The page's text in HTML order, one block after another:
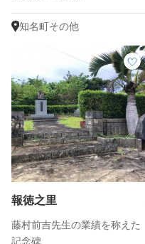
知名町その他
報徳之里
藤村前吉先生の業績を称えた
記念碑